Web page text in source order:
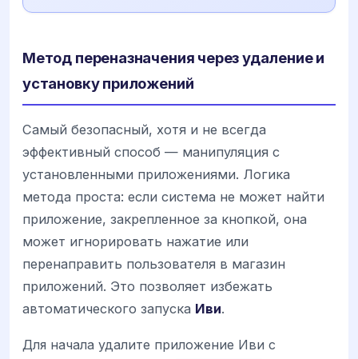
Метод переназначения через удаление и
установку приложений
Самый безопасный, хотя и не всегда
эффективный способ — манипуляция с
установленными приложениями. Логика
метода проста: если система не может найти
приложение, закрепленное за кнопкой, она
может игнорировать нажатие или
перенаправить пользователя в магазин
приложений. Это позволяет избежать
автоматического запуска Иви.
Для начала удалите приложение Иви с